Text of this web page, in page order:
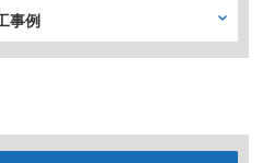
事例